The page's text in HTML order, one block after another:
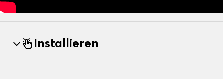
Installieren